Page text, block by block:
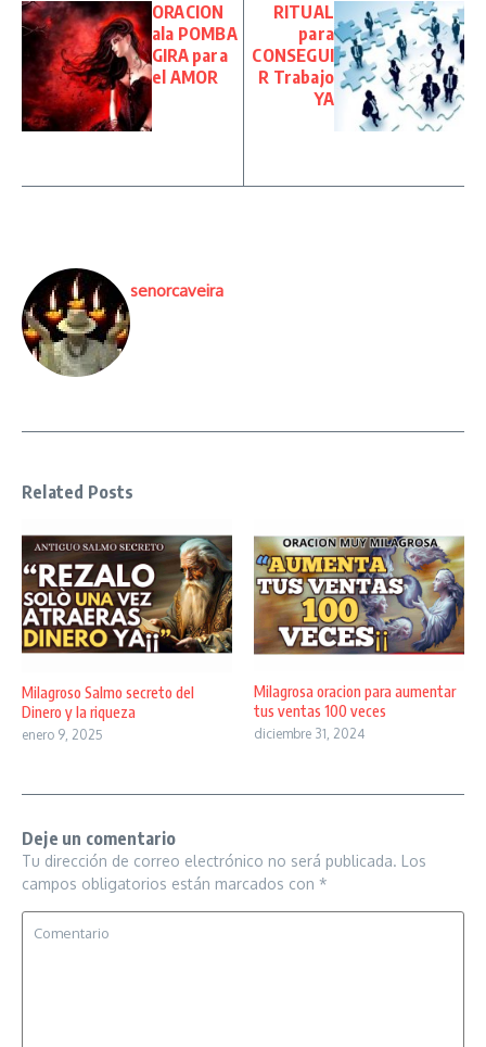
ORACION
ala POMBA
GIRA para
el AMOR
RITUAL
para
CONSEGUI
R Trabajo
YA
senorcaveira
Related Posts
Milagroso Salmo secreto del
Dinero y la riqueza
enero 9, 2025
Milagrosa oracion para aumentar
tus ventas 100 veces
diciembre 31, 2024
Deje un comentario
Tu dirección de correo electrónico no será publicada. Los
campos obligatorios están marcados con *